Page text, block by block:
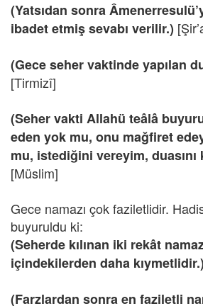
(Yatsıdan sonra
ibadet etmiş sevabı verilir.)
(Gece seher vaktinde yapılan
[Tirmizî]
(Seher vakti Allahü teâlâ
eden yok mu, onu mağfiret
mu, istediğini vereyim,
[Müslim]
Gece namazı çok faziletlidir.
buyuruldu ki:
(Seherde kılınan iki rekât
içindekilerden daha kıymetlidir.)
(Farzlardan sonra en faziletli